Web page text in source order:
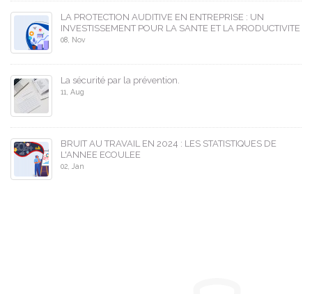
LA PROTECTION AUDITIVE EN ENTREPRISE : UN
INVESTISSEMENT POUR LA SANTE ET LA PRODUCTIVITE
08, Nov
La sécurité par la prévention.
11, Aug
BRUIT AU TRAVAIL EN 2024 : LES STATISTIQUES DE
L'ANNEE ECOULEE
02, Jan